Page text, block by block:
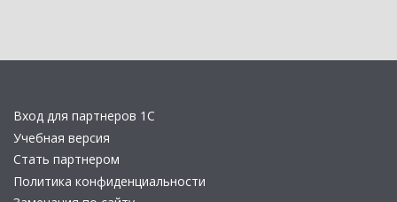
Вход для партнеров 1С
Учебная версия
Стать партнером
Политика конфиденциальности